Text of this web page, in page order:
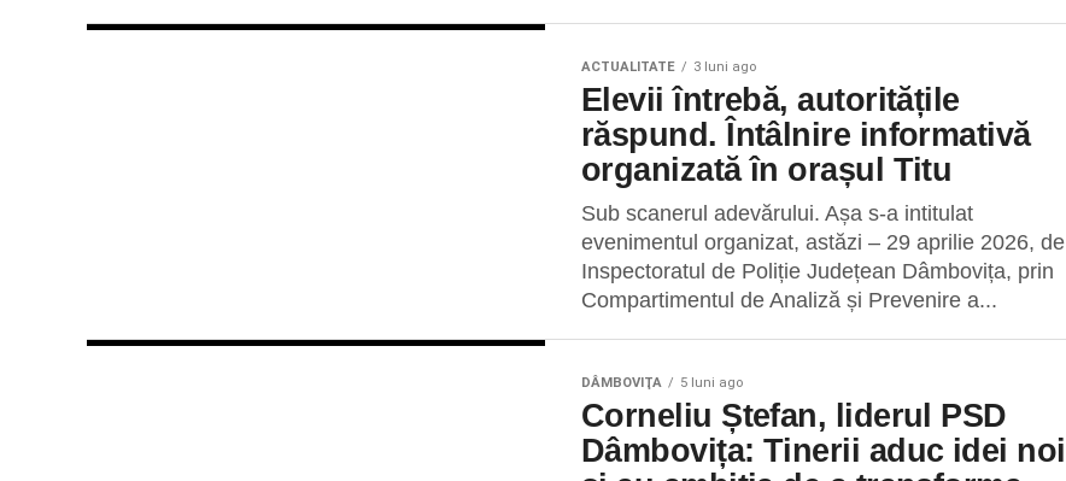
ACTUALITATE 3 luni ago
Elevii întrebă, autoritățile
răspund. Întâlnire informativă
organizată în orașul Titu
Sub scanerul adevărului. Așa s-a intitulat
evenimentul organizat, astăzi – 29 aprilie 2026, de
Inspectoratul de Poliție Județean Dâmbovița, prin
Compartimentul de Analiză și Prevenire a...
DÂMBOVIŢA 5 luni ago
Corneliu Ștefan, liderul PSD
Dâmbovița: Tinerii aduc idei noi